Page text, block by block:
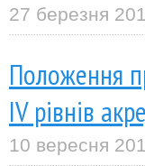
27 березня
Положення
ІV рівнів
10 вересня